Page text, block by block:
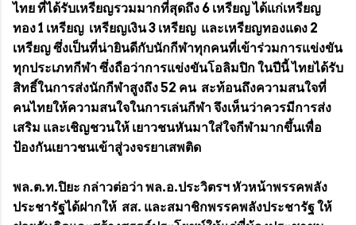
ไทย ที่ได้รับเหรียญรวมมากที่สุดถึง 6 เหรียญ ได้แก่เหรียญ
ทอง 1 เหรียญ เหรียญเงิน 3 เหรียญ และเหรียญทองแดง 2
เหรียญ ซึ่งเป็นที่น่ายินดีกับนักกีฬาทุกคนที่เข้าร่วมการแข่งขัน
ทุกประเภทกีฬา ซึ่งถือว่าการแข่งขันโอลิมปิก ในปีนี้ ไทยได้รับ
สิทธิ์ในการส่งนักกีฬาสูงถึง 52 คน สะท้อนถึงความสนใจที่
คนไทยให้ความสนใจในการเล่นกีฬา จึงเห็นว่าควรมีการส่ง
เสริม และเชิญชวนให้ เยาวชนหันมาใส่ใจกีฬามากขึ้นเพื่อ
ป้องกันเยาวชนเข้าสู่วงจรยาเสพติด
พล.ต.ท.ปิยะ กล่าวต่อว่า พล.อ.ประวิตรฯ หัวหน้าพรรคพลัง
ประชารัฐได้ฝากให้ สส. และสมาชิกพรรคพลังประชารัฐ ให้